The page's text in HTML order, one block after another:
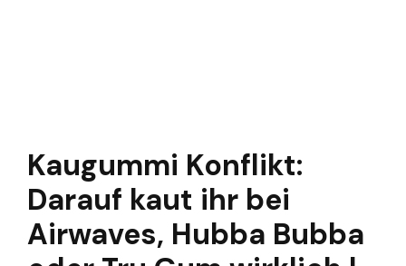
Kaugummi Konflikt:
Darauf kaut ihr bei
Airwaves, Hubba Bubba